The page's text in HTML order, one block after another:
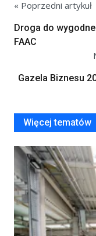
« Poprzedni artykuł
Droga do
FAAC
Gazela Biznesu
Więcej tematów